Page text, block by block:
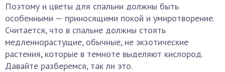
Поэтому и цветы для спальни должны быть
особенными — приносящими покой и умиротворение.
Считается, что в спальне должны стоять
медленнорастущие, обычные, не экзотические
растения, которые в темноте выделяют кислород.
Давайте разберемся, так ли это.